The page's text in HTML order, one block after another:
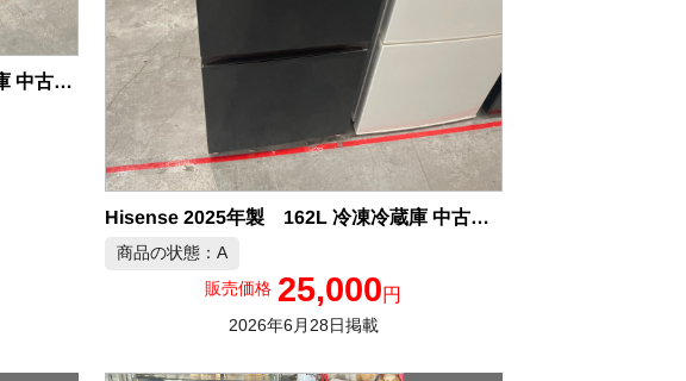
Panasonic 2025年製 156L 冷凍冷蔵庫 中古品販売
Hisense 2025年製 162L 冷凍冷蔵庫 中古品販売
商品の状態：A
販売価格 25,000円
2026年6月28日掲載